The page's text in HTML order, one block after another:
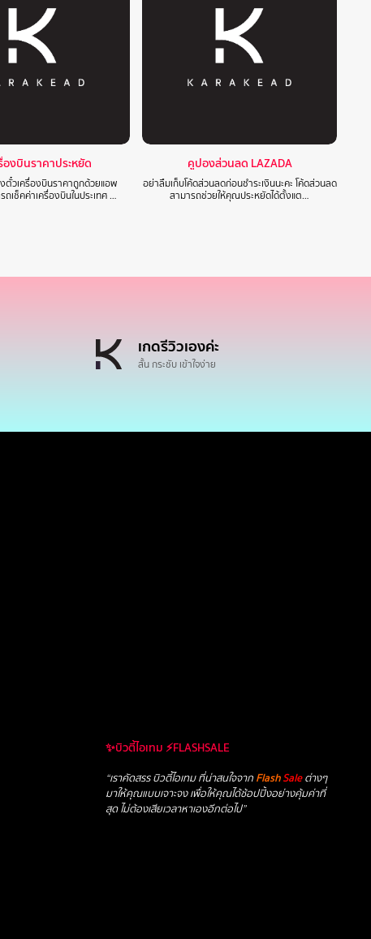
องบินราคาประหยัด
งตั๋วเครื่องบินราคาถูกด้วยแอพ
ถเช็คค่าเครื่องบินในประเทศ …
คูปองส่วนลด LAZADA
อย่าลืมเก็บโค้ดส่วนลดก่อนชำระเงินนะคะ โค้ดส่วนลด
สามารถช่วยให้คุณประหยัดได้ตั้งแต…
เกดรีวิวเองค่ะ
สั้น กระชับ เข้าใจง่าย
✨บิวตี้ไอเทม ⚡FLASHSALE
“เราคัดสรร บิวตี้ไอเทม ที่น่าสนใจจาก FlashSaleต่างๆ
มาให้คุณแบบเจาะจง เพื่อให้คุณได้ช้อปปิ้งอย่างคุ้มค่าที่
สุด ไม่ต้องเสียเวลาหาเองอีกต่อไป”